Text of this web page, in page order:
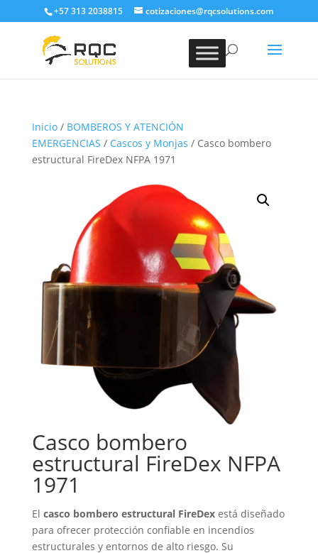
+57 313 2038815 cotizaciones@rqcsolutions.com
Inicio/ BOMBEROS Y ATENCIÓN
EMERGENCIAS / Cascos y Monjas / Casco bombero
estructural FireDex NFPA 1971
Casco bombero
estructural FireDex NFPA
1971
El casco bombero estructural FireDexestá diseñado
para ofrecer protección confiable en incendios
estructurales y entornos de alto riesgo. Su